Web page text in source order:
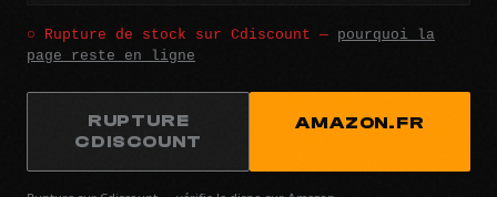
○ Rupture de stock sur Cdiscount — pourquoi la
page reste en ligne
RUPTURE
CDISCOUNT
AMAZON.FR